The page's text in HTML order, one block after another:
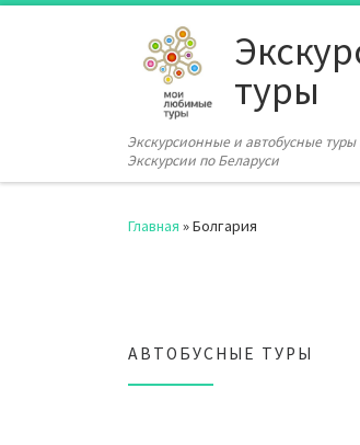
Перейти к содержимому
туры
Экскурсионные и автобусные
Экскурсии по Беларуси
Главная »Болгария
АВТОБУСНЫЕ ТУРЫ